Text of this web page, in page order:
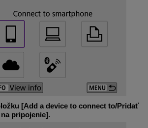
[Add a device to connect to/Pridať
pripojenie].